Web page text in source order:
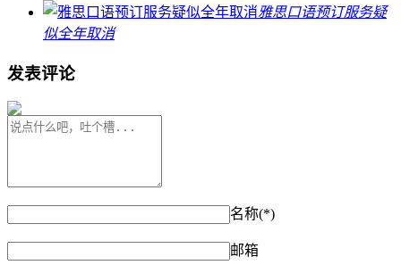
雅思口语预订服务疑
似全年取消
发表评论
名称(*)
邮箱